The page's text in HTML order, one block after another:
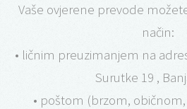
Vaše ovjerene prevode
način:
• ličnim preuzimanjem na
Surutke 19 ,
• poštom (brzom,